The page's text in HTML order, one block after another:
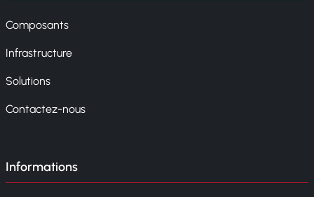
Composants
Infrastructure
Solutions
Contactez-nous
Informations